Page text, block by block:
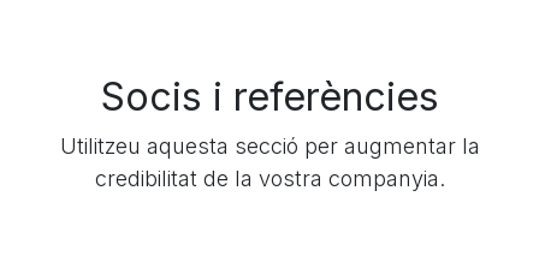
Socis i referències
Utilitzeu aquesta secció per augmentar la
credibilitat de la vostra companyia.